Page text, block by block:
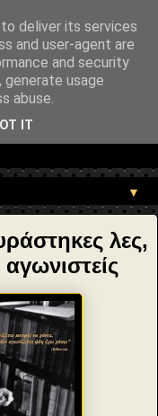
kairo-agwnistikes-
Τέχνες • Θεολογία •
τον άνθρωπο και το
▼
λες,
deliver its services
and user-agent are
and security
usage
abuse.
IT